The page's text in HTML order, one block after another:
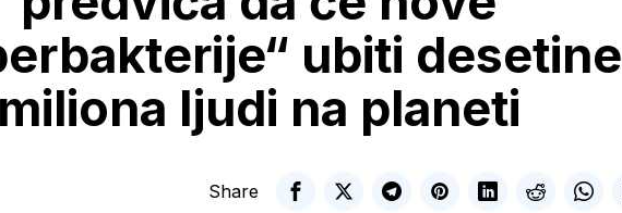
ubiti desetine
miliona ljudi na planeti
Share